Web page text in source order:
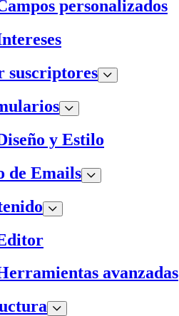
personalizados
suscriptores
y Estilo
de Emails
avanzadas